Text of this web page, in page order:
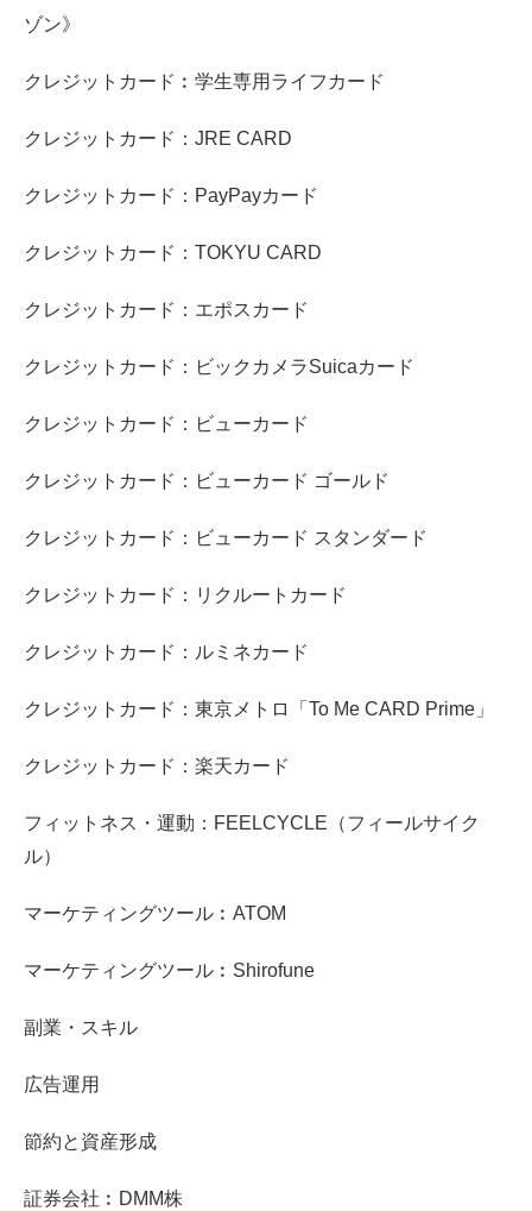
ゾン》
クレジットカード︰学生専用ライフカード
クレジットカード：JRE CARD
クレジットカード：PayPayカード
クレジットカード：TOKYU CARD
クレジットカード：エポスカード
クレジットカード：ビックカメラSuicaカード
クレジットカード：ビューカード
クレジットカード：ビューカード ゴールド
クレジットカード：ビューカード スタンダード
クレジットカード：リクルートカード
クレジットカード：ルミネカード
クレジットカード：東京メトロ「To Me CARD Prime」
クレジットカード：楽天カード
フィットネス・運動：FEELCYCLE（フィールサイク
ル）
マーケティングツール︰ATOM
マーケティングツール︰Shirofune
副業・スキル
広告運用
節約と資産形成
証券会社︰DMM株